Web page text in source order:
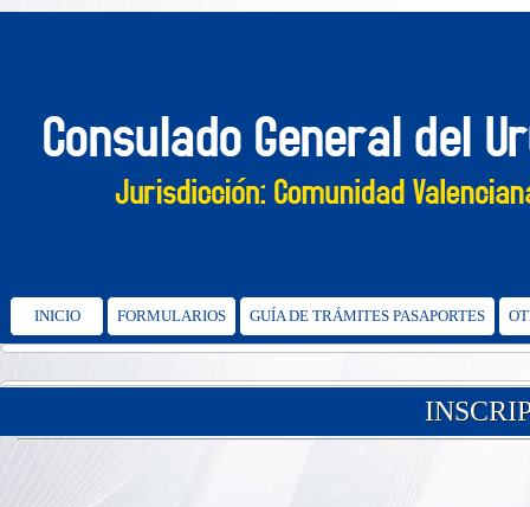
INICIO FORMULARIOS GUÍA DE TRÁMITES PASAPORTES